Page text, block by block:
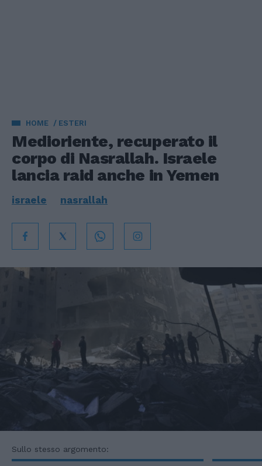
HOME ESTERI
Medioriente, recuperato il
corpo di Nasrallah. Israele
lancia raid anche in Yemen
israele nasrallah
Sullo stesso argomento: